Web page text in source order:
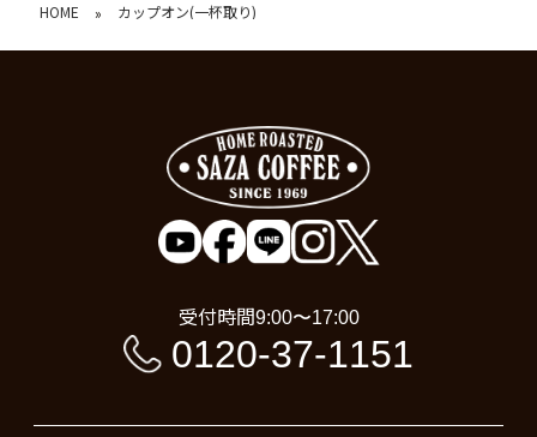
HOME » カップオン(一杯取り)
受付時間9:00〜17:00
0120-37-1151